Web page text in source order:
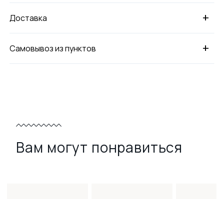
+
Доставка
+
Самовывоз из пунктов
Вам могут понравиться